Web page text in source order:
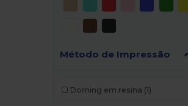
Método de Impressão
Doming em resina (1)